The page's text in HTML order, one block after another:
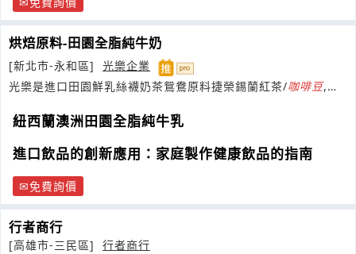
烘焙原料-田園全脂純牛奶
[新北市-永和區]
光樂企業
光樂是進口田園鮮乳絲襪奶茶鴛鴦原料捷榮錫蘭紅茶/咖啡豆,紫
紐西蘭澳洲田園全脂純牛乳
進口飲品的創新應用：家庭製作健康飲品的指南
免費詢價
行者商行
[高雄市-三民區]
行者商行